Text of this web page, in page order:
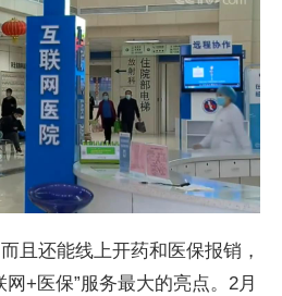
且还能线上开药和医保报销，
+医保”服务最大的亮点。2月